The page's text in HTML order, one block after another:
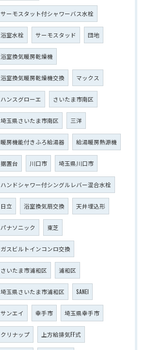
サーモスタット付シャワーバス水栓
浴室水栓 サーモスタッド 団地
浴室換気暖房乾燥機
浴室換気暖房乾燥機交換 マックス
ハンスグローエ さいたま市南区
埼玉県さいたま市南区 三洋
暖房機能付きふろ給湯器 給湯暖房熱源機
据置台 川口市 埼玉県川口市
ハンドシャワー付シングルレバー混合水栓
日立 浴室換気扇交換 天井埋込形
パナソニック 東芝
ガスビルトインコンロ交換
さいたま市浦和区 浦和区
埼玉県さいたま市浦和区 SANEI
サンエイ 幸手市 埼玉県幸手市
クリナップ 上方給排気FF式